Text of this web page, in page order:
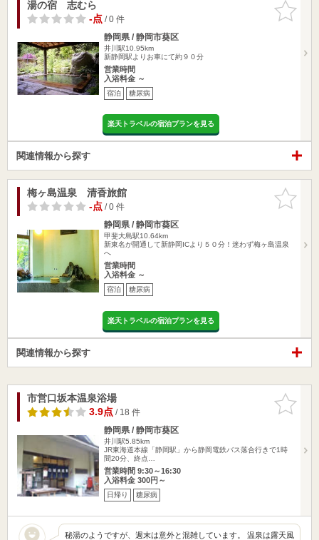
お気に入
りに追加
湯の宿 志むら
-点/ 0 件
静岡県 / 静岡市葵区
井川駅10.95km
新静岡駅よりお車にて約９０分
営業時間
入浴料金 ～
宿泊 糖尿病
楽天トラベルの宿泊プランを見る
関連情報から探す
お気に入
りに追加
梅ヶ島温泉 清香旅館
-点/ 0 件
静岡県 / 静岡市葵区
甲斐大島駅10.64km
新東名が開通して新静岡ICより５０分！迷わず梅ヶ島温泉
へ
営業時間
入浴料金 ～
宿泊 糖尿病
楽天トラベルの宿泊プランを見る
関連情報から探す
お気に入
りに追加
市営口坂本温泉浴場
3.9点/ 18 件
静岡県 / 静岡市葵区
井川駅5.85km
JR東海道本線「静岡駅」から静岡電鉄バス落合行きで1時
間20分、終点…
営業時間 9:30～16:30
入浴料金 300円～
日帰り 糖尿病
秘湯のようですが、週末は意外と混雑しています。 温泉は露天風